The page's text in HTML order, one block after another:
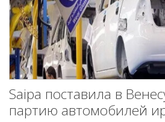
Saipa поставила в
партию автомобилей